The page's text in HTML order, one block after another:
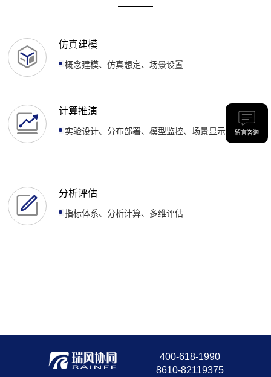
仿真建模
概念建模、仿真想定、场景设置
计算推演
实验设计、分布部署、模型监控、场景显示
分析评估
指标体系、分析计算、多维评估
留言咨询
400-618-1990
8610-82119375